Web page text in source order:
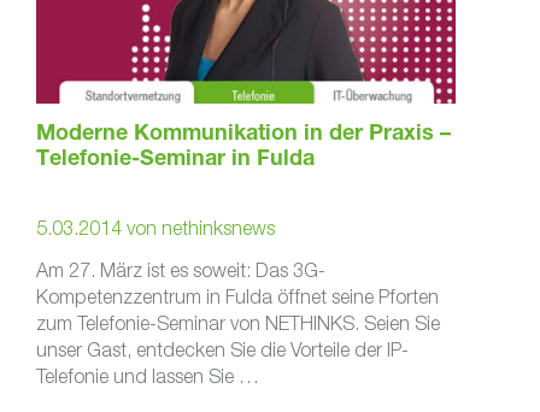
Moderne Kommunikation in der Praxis –
Telefonie-Seminar in Fulda
5.03.2014 von nethinksnews
Am 27. März ist es soweit: Das 3G-
Kompetenzzentrum in Fulda öffnet seine Pforten
zum Telefonie-Seminar von NETHINKS. Seien Sie
unser Gast, entdecken Sie die Vorteile der IP-
Telefonie und lassen Sie …